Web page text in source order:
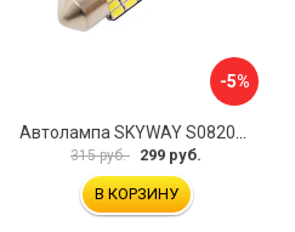
-5%
315 руб. 299 руб.
В КОРЗИНУ